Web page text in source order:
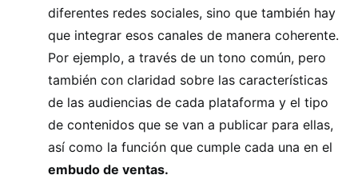
diferentes redes sociales, sino que también hay
que integrar esos canales de manera coherente.
Por ejemplo, a través de un tono común, pero
también con claridad sobre las características
de las audiencias de cada plataforma y el tipo
de contenidos que se van a publicar para ellas,
así como la función que cumple cada una en el
embudo de ventas.